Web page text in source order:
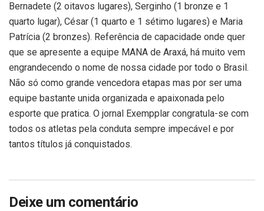
Bernadete (2 oitavos lugares), Serginho (1 bronze e 1
quarto lugar), César (1 quarto e 1 sétimo lugares) e Maria
Patrícia (2 bronzes). Referência de capacidade onde quer
que se apresente a equipe MANA de Araxá, há muito vem
engrandecendo o nome de nossa cidade por todo o Brasil.
Não só como grande vencedora etapas mas por ser uma
equipe bastante unida organizada e apaixonada pelo
esporte que pratica. O jornal Exempplar congratula-se com
todos os atletas pela conduta sempre impecável e por
tantos títulos já conquistados.
Deixe um comentário